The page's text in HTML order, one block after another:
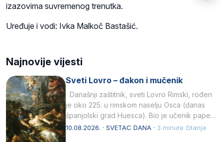
izazovima suvremenog trenutka.
Uređuje i vodi: Ivka Malkoč Bastašić.
Najnovije vijesti
Sveti Lovro – đakon i mučenik
Današnji zaštitnik, sveti Lovro Rimski, rođen
je oko 225. u rimskom naselju Osca (danas
španjolski grad Huesca). Bio je učenik pape…
10.08.2026. · SVETAC DANA · 3 minute čitanja